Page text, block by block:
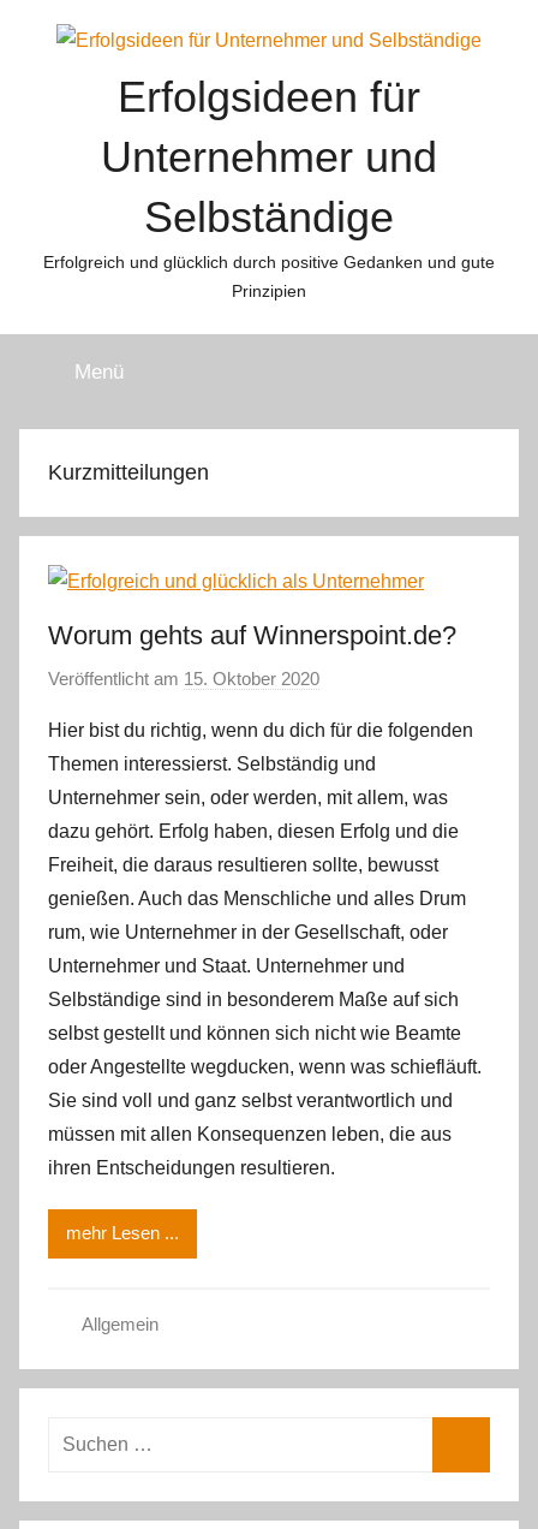
Erfolgsideen für
Unternehmer und
Selbständige
Erfolgreich und glücklich durch positive Gedanken und gute
Prinzipien
Menü
Kurzmitteilungen
Worum gehts auf Winnerspoint.de?
Veröffentlicht am 15. Oktober 2020
n
m
m
e
g
e
r
l
e
Hier bist du richtig, wenn du dich für die folgenden
Themen interessierst. Selbständig und
Unternehmer sein, oder werden, mit allem, was
dazu gehört. Erfolg haben, diesen Erfolg und die
Freiheit, die daraus resultieren sollte, bewusst
genießen. Auch das Menschliche und alles Drum
rum, wie Unternehmer in der Gesellschaft, oder
Unternehmer und Staat. Unternehmer und
Selbständige sind in besonderem Maße auf sich
selbst gestellt und können sich nicht wie Beamte
oder Angestellte wegducken, wenn was schiefläuft.
Sie sind voll und ganz selbst verantwortlich und
müssen mit allen Konsequenzen leben, die aus
ihren Entscheidungen resultieren.
mehr Lesen ...
Allgemein
Suchen